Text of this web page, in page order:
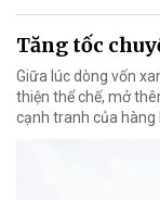
Tăng tốc
Giữa lúc dòng vốn
thiện thể chế, mở
cạnh tranh của hàng